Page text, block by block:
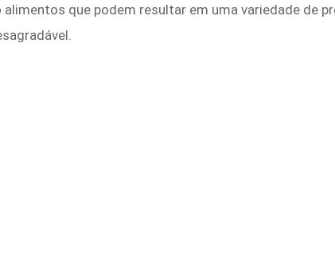
que podem resultar em uma variedade de